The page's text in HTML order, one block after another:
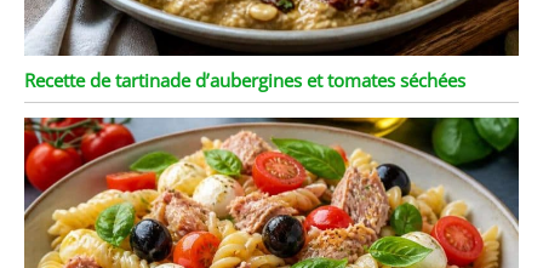
Recette de tartinade d’aubergines et tomates séchées